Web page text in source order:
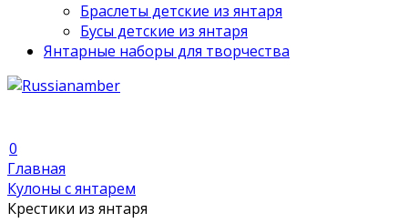
Браслеты детские из янтаря
Бусы детские из янтаря
Янтарные наборы для творчества
0
Главная
Кулоны с янтарем
Крестики из янтаря